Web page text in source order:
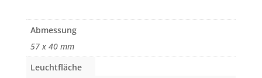
Abmessung
57 x 40 mm
Leuchtfläche